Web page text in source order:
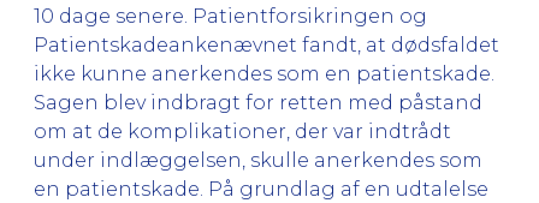
10 dage senere. Patientforsikringen og
Patientskadeankenævnet fandt, at dødsfaldet
ikke kunne anerkendes som en patientskade.
Sagen blev indbragt for retten med påstand
om at de komplikationer, der var indtrådt
under indlæggelsen, skulle anerkendes som
en patientskade. På grundlag af en udtalelse